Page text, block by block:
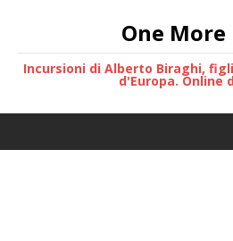
One More
Incursioni di Alberto Biraghi,
d'Europa. Online